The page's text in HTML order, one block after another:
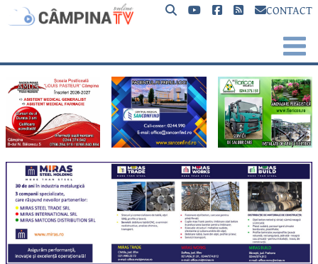
CONTACT